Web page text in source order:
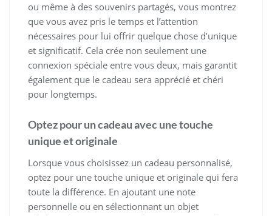
ou même à des souvenirs partagés, vous montrez
que vous avez pris le temps et l’attention
nécessaires pour lui offrir quelque chose d’unique
et significatif. Cela crée non seulement une
connexion spéciale entre vous deux, mais garantit
également que le cadeau sera apprécié et chéri
pour longtemps.
Optez pour un cadeau avec une touche
unique et originale
Lorsque vous choisissez un cadeau personnalisé,
optez pour une touche unique et originale qui fera
toute la différence. En ajoutant une note
personnelle ou en sélectionnant un objet